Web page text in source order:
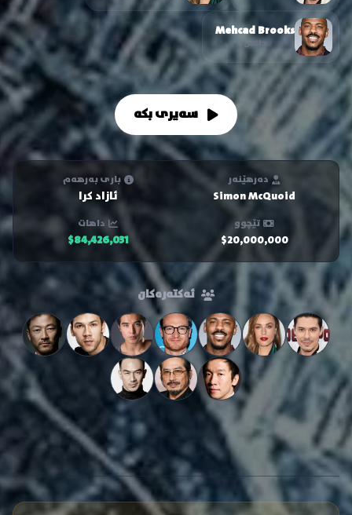
Mehcad Brooks
جاکس
سەیری بکە
دەرهێنەر
Simon McQuoid
باری بەرهەم
ئازاد کرا
تێچوو
$20,000,000
داهات
$84,426,031
ئەکتەرەکان